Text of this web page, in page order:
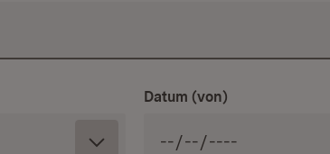
Datum (von)